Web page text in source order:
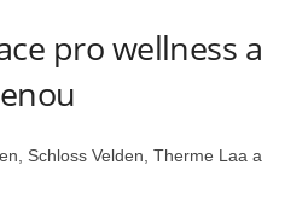
pro wellness a
Schloss Velden, Therme Laa a